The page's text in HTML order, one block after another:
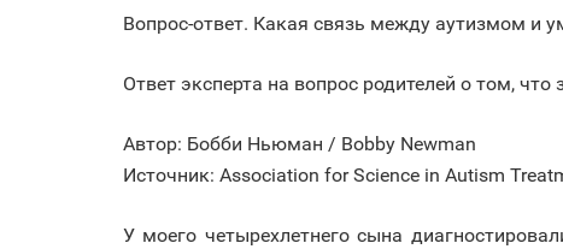
Вопрос-ответ. Какая связь между аутизмом и
Ответ эксперта на вопрос родителей о том,
Автор: Бобби Ньюман / Bobby Newman
Источник: Association for Science in Autism
У моего четырехлетнего сына